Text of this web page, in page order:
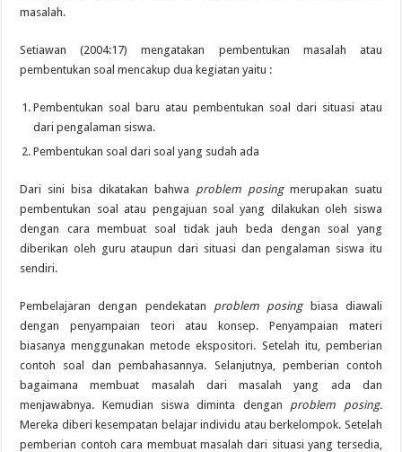
masalah.
Setiawan (2004:17) mengatakan pembentukan masalah atau
pembentukan soal mencakup dua kegiatan yaitu :
Pembentukan soal baru atau pembentukan soal dari situasi atau
dari pengalaman siswa.
Pembentukan soal dari soal yang sudah ada
Dari sini bisa dikatakan bahwa problem posing merupakan suatu
pembentukan soal atau pengajuan soal yang dilakukan oleh siswa
dengan cara membuat soal tidak jauh beda dengan soal yang
diberikan oleh guru ataupun dari situasi dan pengalaman siswa itu
sendiri.
Pembelajaran dengan pendekatan problem posing biasa diawali
dengan penyampaian teori atau konsep. Penyampaian materi
biasanya menggunakan metode ekspositori. Setelah itu, pemberian
contoh soal dan pembahasannya. Selanjutnya, pemberian contoh
bagaimana membuat masalah dari masalah yang ada dan
menjawabnya. Kemudian siswa diminta dengan problem posing.
Mereka diberi kesempatan belajar individu atau berkelompok. Setelah
pemberian contoh cara membuat masalah dari situasi yang tersedia,